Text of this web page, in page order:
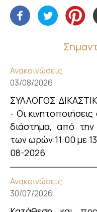
Ανακοινώσεις
03/08/2026
ΣΥΛΛΟΓΟΣ
- Οι κινητοποιήσεις
διάστημα, από
των ωρών 11:00 με
08-2026
Ανακοινώσεις
30/07/2026